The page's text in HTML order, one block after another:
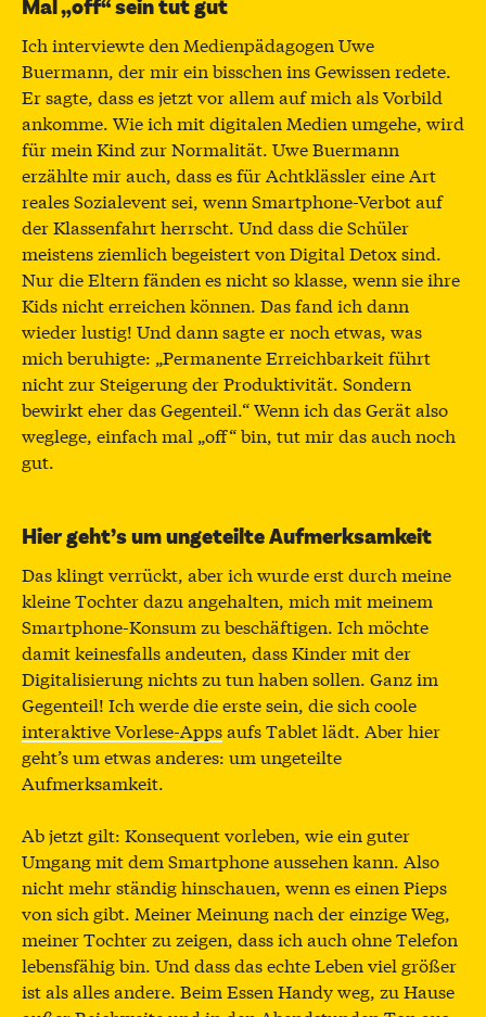
Mal „off“ sein tut gut
Ich interviewte den Medienpädagogen Uwe
Buermann, der mir ein bisschen ins Gewissen redete.
Er sagte, dass es jetzt vor allem auf mich als Vorbild
ankomme. Wie ich mit digitalen Medien umgehe, wird
für mein Kind zur Normalität. Uwe Buermann
erzählte mir auch, dass es für Achtklässler eine Art
reales Sozialevent sei, wenn Smartphone-Verbot auf
der Klassenfahrt herrscht. Und dass die Schüler
meistens ziemlich begeistert von Digital Detox sind.
Nur die Eltern fänden es nicht so klasse, wenn sie ihre
Kids nicht erreichen können. Das fand ich dann
wieder lustig! Und dann sagte er noch etwas, was
mich beruhigte: „Permanente Erreichbarkeit führt
nicht zur Steigerung der Produktivität. Sondern
bewirkt eher das Gegenteil.“ Wenn ich das Gerät also
weglege, einfach mal „off“ bin, tut mir das auch noch
gut.
Hier geht’s um ungeteilte Aufmerksamkeit
Das klingt verrückt, aber ich wurde erst durch meine
kleine Tochter dazu angehalten, mich mit meinem
Smartphone-Konsum zu beschäftigen. Ich möchte
damit keinesfalls andeuten, dass Kinder mit der
Digitalisierung nichts zu tun haben sollen. Ganz im
Gegenteil! Ich werde die erste sein, die sich coole
interaktive Vorlese-Appsaufs Tablet lädt. Aber hier
geht’s um etwas anderes: um ungeteilte
Aufmerksamkeit.
Ab jetzt gilt: Konsequent vorleben, wie ein guter
Umgang mit dem Smartphone aussehen kann. Also
nicht mehr ständig hinschauen, wenn es einen Pieps
von sich gibt. Meiner Meinung nach der einzige Weg,
meiner Tochter zu zeigen, dass ich auch ohne Telefon
lebensfähig bin. Und dass das echte Leben viel größer
ist als alles andere. Beim Essen Handy weg, zu Hause